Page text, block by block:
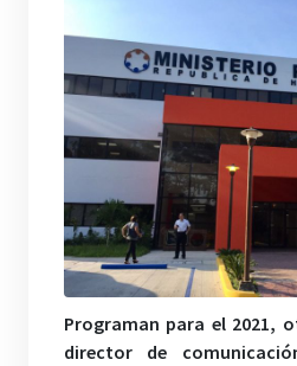
Programan para el 2021,
director de